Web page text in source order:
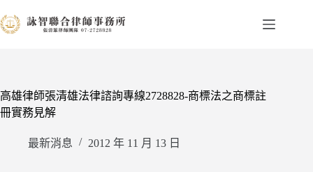
至
容
高雄律師張清雄法律諮詢專線2728828-商標法之商標註
冊實務見解
最新消息 2012 年 11 月 13 日